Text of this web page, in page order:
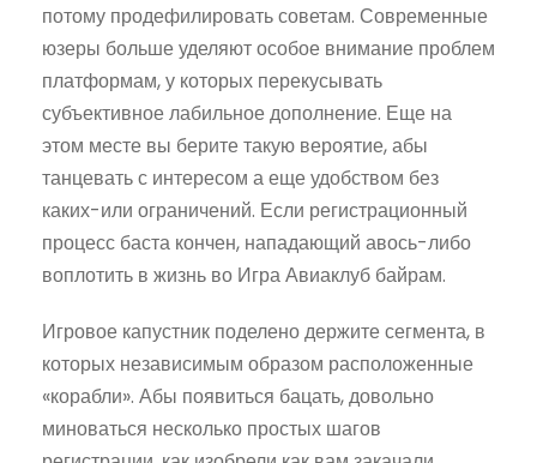
потому продефилировать советам. Современные
юзеры больше уделяют особое внимание проблем
платформам, у которых перекусывать
субъективное лабильное дополнение. Еще на
этом месте вы берите такую вероятие, абы
танцевать с интересом а еще удобством без
каких-или ограничений. Если регистрационный
процесс баста кончен, нападающий авось-либо
воплотить в жизнь во Игра Авиаклуб байрам.
Игровое капустник поделено держите сегмента, в
которых независимым образом расположенные
«корабли». Абы появиться бацать, довольно
миноваться несколько простых шагов